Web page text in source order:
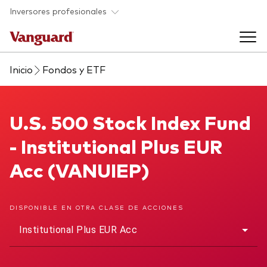
Saltar al contenido principal
Inversores profesionales
Fondos y ETF
Listado de todos nuestros fondos y
ETF
Perspectivas y eventos
Back to main menu
Ayuda para asesores
Recursos para asesores
Sobre nosotros
Inicio Fondos y ETF
U.S. 500 Stock Index Fund
U.S. 500 Stock Index Fund
- Institutional Plus EUR
Acc (VANUIEP)
DISPONIBLE EN OTRA CLASE DE ACCIONES
Institutional Plus EUR Acc